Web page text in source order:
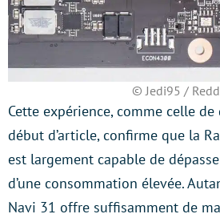
© Jedi95 /
Cette expérience, comme celle
début d’article, confirme que la
est largement capable de
d’une consommation élevée.
Navi 31 offre suffisamment de